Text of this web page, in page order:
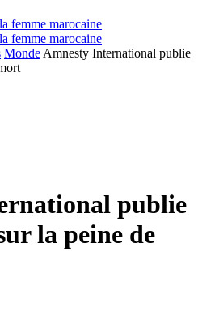
Monde Amnesty International publie
publie
la peine de